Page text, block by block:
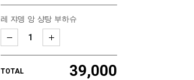
레 쟈뎅 앙 샹탕 부하슈
TOTAL 39,000